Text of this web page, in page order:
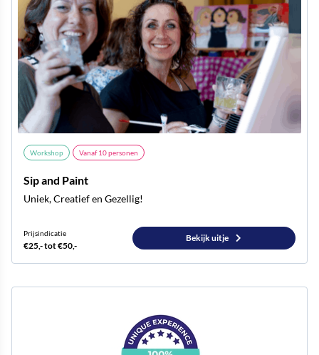
Workshop Vanaf10personen
Sip and Paint
Uniek, Creatief en Gezellig!
Prijsindicatie
€25,- tot €50,-
Bekijk uitje